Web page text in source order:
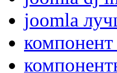
joomla
компонент